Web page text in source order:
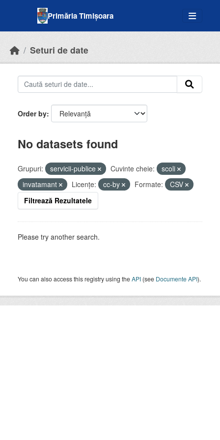
Primăria Timișoara
Seturi de date
Order by
No datasets found
Grupuri: servicii-publice Cuvinte cheie:
scoli
invatamant
Licenţe: cc-by Formate:
CSV
Filtrează Rezultatele
Please try another search.
You can also access this registry using theAPI (see Documente API).